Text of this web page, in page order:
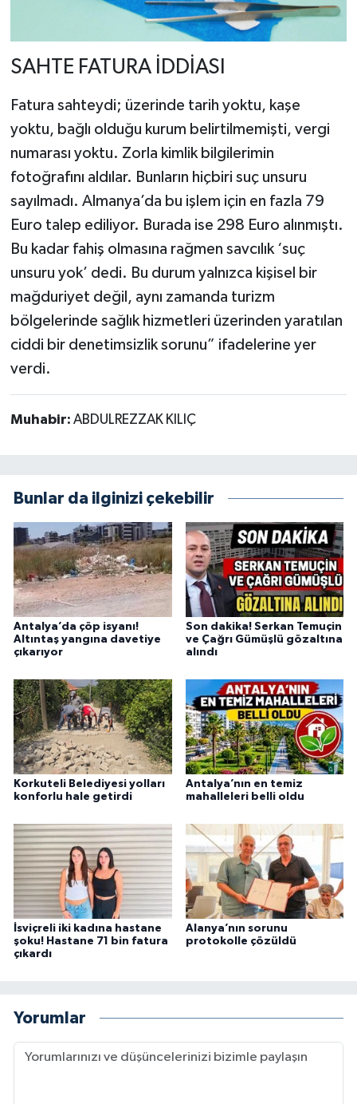
SAHTE FATURA İDDİASI
Fatura sahteydi; üzerinde tarih yoktu, kaşe
yoktu, bağlı olduğu kurum belirtilmemişti, vergi
numarası yoktu. Zorla kimlik bilgilerimin
fotoğrafını aldılar. Bunların hiçbiri suç unsuru
sayılmadı. Almanya’da bu işlem için en fazla 79
Euro talep ediliyor. Burada ise 298 Euro alınmıştı.
Bu kadar fahiş olmasına rağmen savcılık ‘suç
unsuru yok’ dedi. Bu durum yalnızca kişisel bir
mağduriyet değil, aynı zamanda turizm
bölgelerinde sağlık hizmetleri üzerinden yaratılan
ciddi bir denetimsizlik sorunu” ifadelerine yer
verdi.
Muhabir: ABDULREZZAK KILIÇ
Bunlar da ilginizi çekebilir
Antalya’da çöp isyanı!
Altıntaş yangına davetiye
çıkarıyor
Son dakika! Serkan Temuçin
ve Çağrı Gümüşlü gözaltına
alındı
Korkuteli Belediyesi yolları
konforlu hale getirdi
Antalya’nın en temiz
mahalleleri belli oldu
İsviçreli iki kadına hastane
şoku! Hastane 71 bin fatura
çıkardı
Alanya’nın sorunu
protokolle çözüldü
Yorumlar